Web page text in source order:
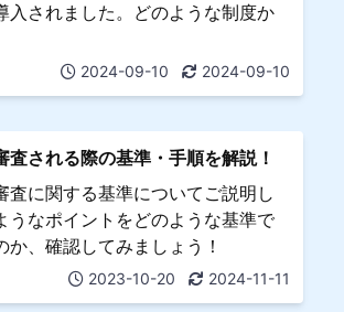
入されました。どのような制度か
2024-09-10 2024-09-10
査される際の基準・手順を解説！
査に関する基準についてご説明し
うなポイントをどのような基準で
か、確認してみましょう！
2023-10-20 2024-11-11